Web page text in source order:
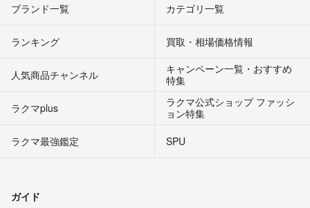
ブランド一覧 カテゴリ一覧
ランキング 買取・相場価格情報
人気商品チャンネル
キャンペーン一覧・おすすめ
特集
ラクマplus
ラクマ公式ショップ ファッシ
ョン特集
ラクマ最強鑑定
SPU
ガイド